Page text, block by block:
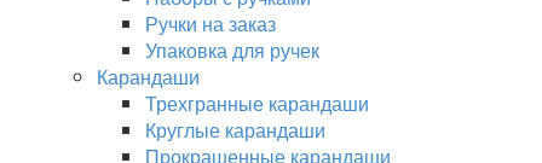
Ручки на заказ
Упаковка для ручек
Карандаши
Трехгранные карандаши
Круглые карандаши
Прокрашенные карандаши